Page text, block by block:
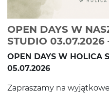
OPEN DAYS W
STUDIO 03.07.2026
OPEN DAYS W HOLICA
05.07.2026
Zapraszamy na